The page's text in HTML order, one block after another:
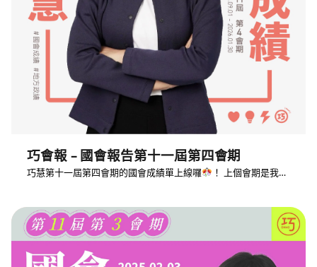
巧會報 – 國會報告第十一屆第四會期
巧慧第十一屆第四會期的國會成績單上線囉 ！ 上個會期是我…